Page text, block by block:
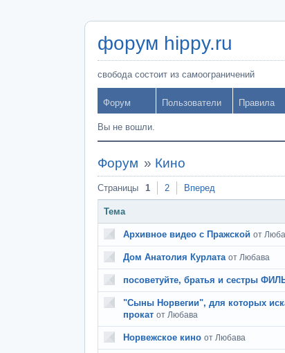
форум hippy.ru
свобода состоит из самоограничений
Форум Пользователи Правила
Вы не вошли.
Форум » Кино
Страницы 1 2 Вперед
Тема
Архивное видео с Пражской от
Дом Анатолия Курлата от Любава
посоветуйте, братья и сестры
"Сыны Норвегии", для которых
прокат от Любава
Норвежское кино от Любава